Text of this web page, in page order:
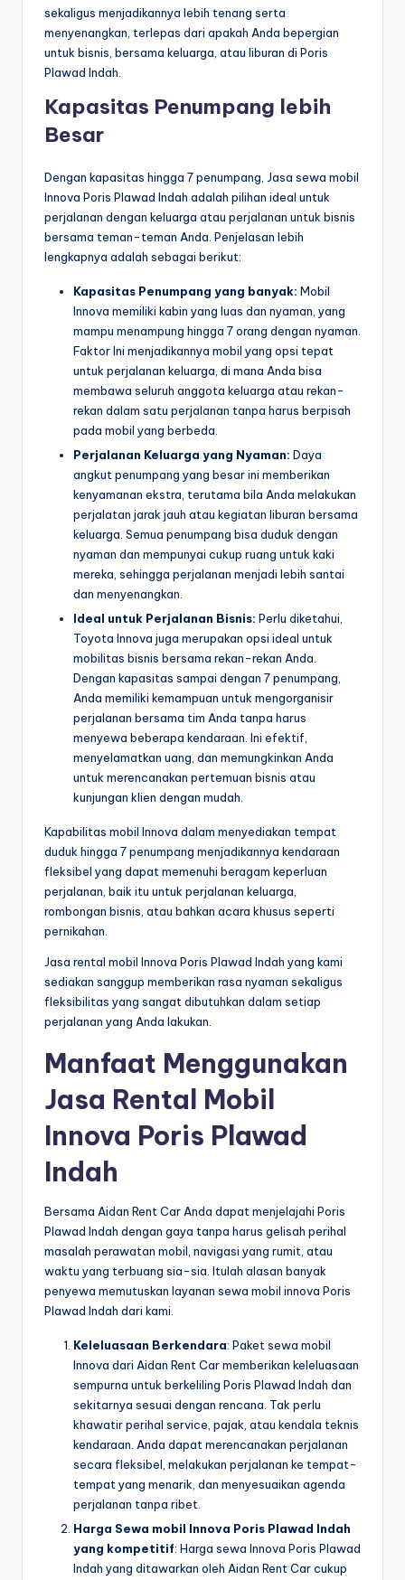
sekaligus menjadikannya lebih tenang serta
menyenangkan, terlepas dari apakah Anda bepergian
untuk bisnis, bersama keluarga, atau liburan di Poris
Plawad Indah.
Kapasitas Penumpang lebih
Besar
Dengan kapasitas hingga 7 penumpang, Jasa sewa mobil
Innova Poris Plawad Indah adalah pilihan ideal untuk
perjalanan dengan keluarga atau perjalanan untuk bisnis
bersama teman-teman Anda. Penjelasan lebih
lengkapnya adalah sebagai berikut:
Kapasitas Penumpang yang banyak: Mobil
Innova memiliki kabin yang luas dan nyaman, yang
mampu menampung hingga 7 orang dengan nyaman.
Faktor Ini menjadikannya mobil yang opsi tepat
untuk perjalanan keluarga, di mana Anda bisa
membawa seluruh anggota keluarga atau rekan-
rekan dalam satu perjalanan tanpa harus berpisah
pada mobil yang berbeda.
Perjalanan Keluarga yang Nyaman: Daya
angkut penumpang yang besar ini memberikan
kenyamanan ekstra, terutama bila Anda melakukan
perjalatan jarak jauh atau kegiatan liburan bersama
keluarga. Semua penumpang bisa duduk dengan
nyaman dan mempunyai cukup ruang untuk kaki
mereka, sehingga perjalanan menjadi lebih santai
dan menyenangkan.
Ideal untuk Perjalanan Bisnis: Perlu diketahui,
Toyota Innova juga merupakan opsi ideal untuk
mobilitas bisnis bersama rekan-rekan Anda.
Dengan kapasitas sampai dengan 7 penumpang,
Anda memiliki kemampuan untuk mengorganisir
perjalanan bersama tim Anda tanpa harus
menyewa beberapa kendaraan. Ini efektif,
menyelamatkan uang, dan memungkinkan Anda
untuk merencanakan pertemuan bisnis atau
kunjungan klien dengan mudah.
Kapabilitas mobil Innova dalam menyediakan tempat
duduk hingga 7 penumpang menjadikannya kendaraan
fleksibel yang dapat memenuhi beragam keperluan
perjalanan, baik itu untuk perjalanan keluarga,
rombongan bisnis, atau bahkan acara khusus seperti
pernikahan.
Jasa rental mobil Innova Poris Plawad Indah yang kami
sediakan sanggup memberikan rasa nyaman sekaligus
fleksibilitas yang sangat dibutuhkan dalam setiap
perjalanan yang Anda lakukan.
Manfaat Menggunakan
Jasa Rental Mobil
Innova Poris Plawad
Indah
Bersama Aidan Rent Car Anda dapat menjelajahi Poris
Plawad Indah dengan gaya tanpa harus gelisah perihal
masalah perawatan mobil, navigasi yang rumit, atau
waktu yang terbuang sia-sia. Itulah alasan banyak
penyewa memutuskan layanan sewa mobil innova Poris
Plawad Indah dari kami.
Keleluasaan Berkendara: Paket sewa mobil
Innova dari Aidan Rent Car memberikan keleluasaan
sempurna untuk berkeliling Poris Plawad Indah dan
sekitarnya sesuai dengan rencana. Tak perlu
khawatir perihal service, pajak, atau kendala teknis
kendaraan. Anda dapat merencanakan perjalanan
secara fleksibel, melakukan perjalanan ke tempat-
tempat yang menarik, dan menyesuaikan agenda
perjalanan tanpa ribet.
Harga Sewa mobil Innova Poris Plawad Indah
yang kompetitif: Harga sewa Innova Poris Plawad
Indah yang ditawarkan oleh Aidan Rent Car cukup